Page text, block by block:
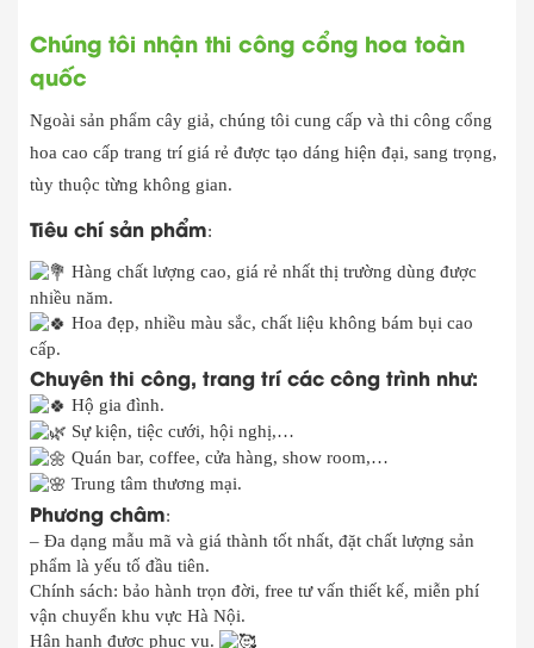
Chúng tôi nhận thi công cổng hoa toàn
quốc
Ngoài sản phẩm cây giả, chúng tôi cung cấp và thi công cổng
hoa cao cấp trang trí giá rẻ được tạo dáng hiện đại, sang trọng,
tùy thuộc từng không gian.
Tiêu chí sản phẩm:
Hàng chất lượng cao, giá rẻ nhất thị trường dùng được
nhiều năm.
Hoa đẹp, nhiều màu sắc, chất liệu không bám bụi cao
cấp.
Chuyên thi công, trang trí các công trình như:
Hộ gia đình.
Sự kiện, tiệc cưới, hội nghị,…
Quán bar, coffee, cửa hàng, show room,…
Trung tâm thương mại.
Phương châm:
– Đa dạng mẫu mã và giá thành tốt nhất, đặt chất lượng sản
phẩm là yếu tố đầu tiên.
Chính sách: bảo hành trọn đời, free tư vấn thiết kế, miễn phí
vận chuyển khu vực Hà Nội.
Hân hạnh được phục vụ.